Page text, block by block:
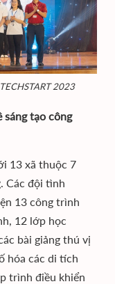
2023
sáng tạo công
13 xã thuộc 7
Các đội tình
13 công trình
12 lớp học
bài giảng thú vị
hóa các di tích
trình điều khiển